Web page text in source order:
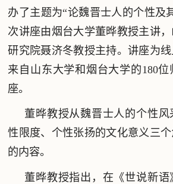
办了主题为“论魏晋士人的个性及
次讲座由烟台大学董晔教授主讲
研究院聂济冬教授主持。讲座为线
来自山东大学和烟台大学的180
座。
董晔教授从魏晋士人的个性
性限度、个性张扬的文化意义三
的内容。
董晔教授指出，在《世说新